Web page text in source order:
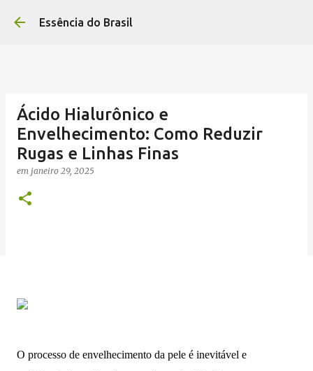
Essência do Brasil
Ácido Hialurônico e
Envelhecimento: Como Reduzir
Rugas e Linhas Finas
em janeiro 29, 2025
O processo de envelhecimento da pele é inevitável e